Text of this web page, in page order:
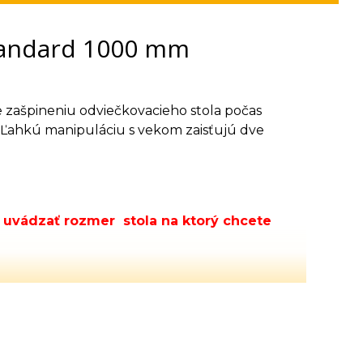
1000 mm
odviečkovacieho stola počas
manipuláciu s vekom zaisťujú dve
uvádzať rozmer stola na ktorý chcete